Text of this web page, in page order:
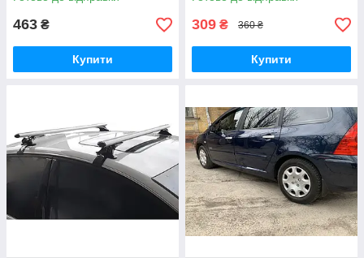
463 ₴
Купити
309 ₴ 360 ₴
Купити